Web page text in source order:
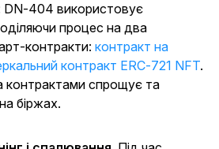
DN-404 використовує
процес на два
контракти: контракт на
контракт ERC-721 NFT.
контрактами спрощує та
біржах.